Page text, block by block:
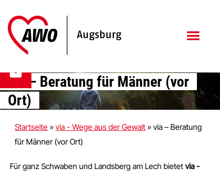
Inhalt
springen
Fußzeile
springen
via – Beratung für Männer (vor
Ort)
Startseite » via - Wege aus der Gewalt » via – Beratung
für Männer (vor Ort)
Für ganz Schwaben und Landsberg am Lech bietet via -